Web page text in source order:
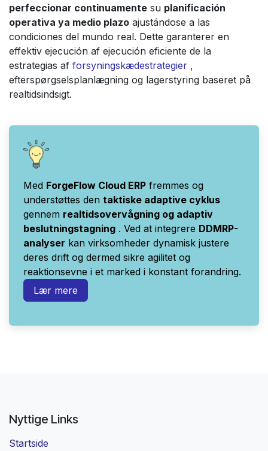
perfeccionar continuamente su planificación
operativa ya medio plazo ajustándose a las
condiciones del mundo real. Dette garanterer en
effektiv ejecución af ejecución eficiente de la
estrategias af forsyningskædestrategier ,
efterspørgselsplanlægning og lagerstyring baseret på
realtidsindsigt.
Med ForgeFlow Cloud ERP fremmes og
understøttes den taktiske adaptive cyklus
gennem realtidsovervågning og adaptiv
beslutningstagning . Ved at integrere DDMRP-
analyser kan virksomheder dynamisk justere
deres drift og dermed sikre agilitet og
reaktionsevne i et marked i konstant forandring.
Lær mere
Nyttige Links
Startside